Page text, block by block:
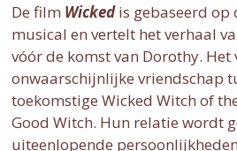
De film Wickedis gebaseerd op
musical en vertelt het verhaal
vóór de komst van Dorothy. Het
onwaarschijnlijke vriendschap
toekomstige Wicked Witch of
Good Witch. Hun relatie wordt
uiteenlopende